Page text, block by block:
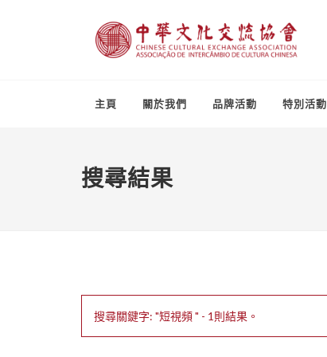
主頁 關於我們 品牌活動 特別活動
搜尋結果
搜尋關鍵字: "短視頻 " - 1則結果。